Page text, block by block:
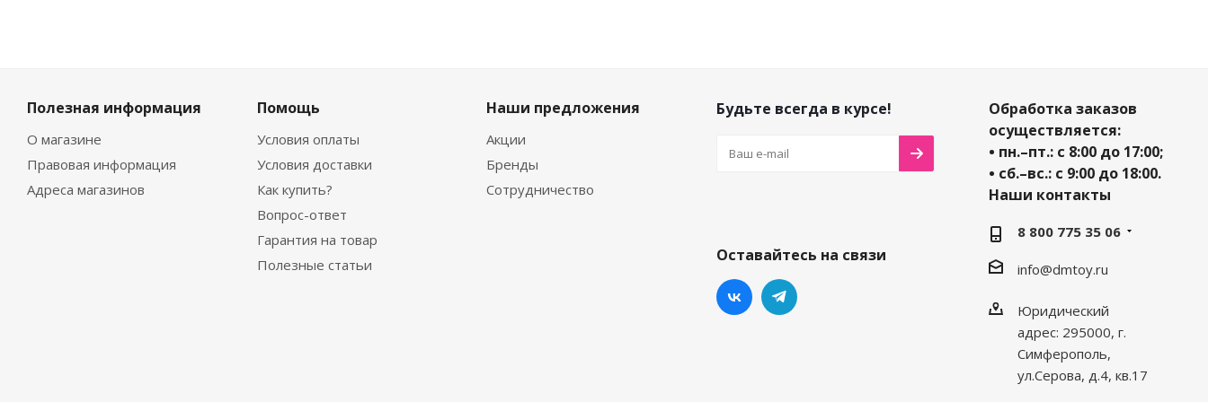
Полезная информация
О магазине
Правовая информация
Адреса магазинов
Помощь
Условия оплаты
Условия доставки
Как купить?
Вопрос-ответ
Гарантия на товар
Полезные статьи
Наши предложения
Акции
Бренды
Сотрудничество
Будьте всегда в курсе!
Оставайтесь на связи
Обработка заказов
осуществляется:
• пн.–пт.: с 8:00 до 17:00;
• сб.–вс.: с 9:00 до 18:00.
Наши контакты
8 800 775 35 06
info@dmtoy.ru
Юридический
адрес: 295000, г.
Симферополь,
ул.Серова, д.4, кв.17